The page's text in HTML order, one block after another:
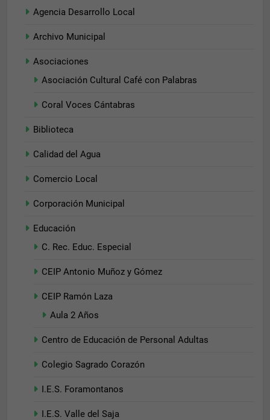
Agencia Desarrollo Local
Archivo Municipal
Asociaciones
Asociación Cultural Café con Palabras
Coral Voces Cántabras
Biblioteca
Calidad del Agua
Comercio Local
Corporación Municipal
Educación
C. Rec. Educ. Especial
CEIP Antonio Muñoz y Gómez
CEIP Ramón Laza
Aula 2 Años
Centro de Educación de Personal Adultas
Colegio Sagrado Corazón
I.E.S. Foramontanos
I.E.S. Valle del Saja